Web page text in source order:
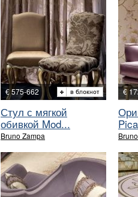
€ 575-662
Стул с мягкой
обивкой Mod...
Bruno Zampa
€